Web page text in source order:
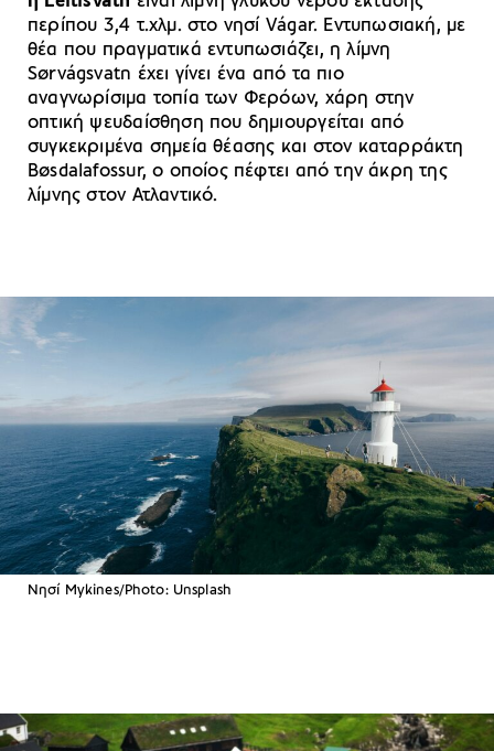
περίπου 3,4 τ.χλμ. στο νησί Vágar. Εντυπωσιακή, με
θέα που πραγματικά εντυπωσιάζει, η λίμνη
Sørvágsvatn έχει γίνει ένα από τα πιο
αναγνωρίσιμα τοπία των Φερόων, χάρη στην
οπτική ψευδαίσθηση που δημιουργείται από
συγκεκριμένα σημεία θέασης και στον καταρράκτη
Bøsdalafossur, ο οποίος πέφτει από την άκρη της
λίμνης στον Ατλαντικό.
Nησί Mykines/Photo: Unsplash